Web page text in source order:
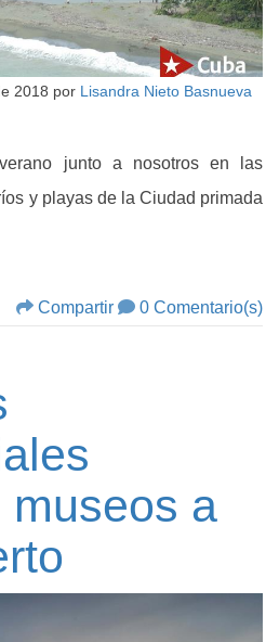
2018 por Lisandra Nieto Basnueva
junto a nosotros en las
y playas de la Ciudad primada
Compartir 0 Comentario(s)
museos a